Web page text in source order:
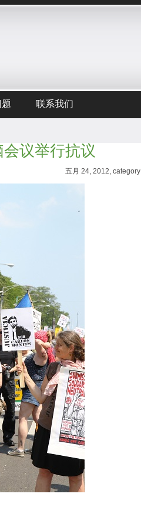
联系我们
议举行抗议
五月 24, 2012,